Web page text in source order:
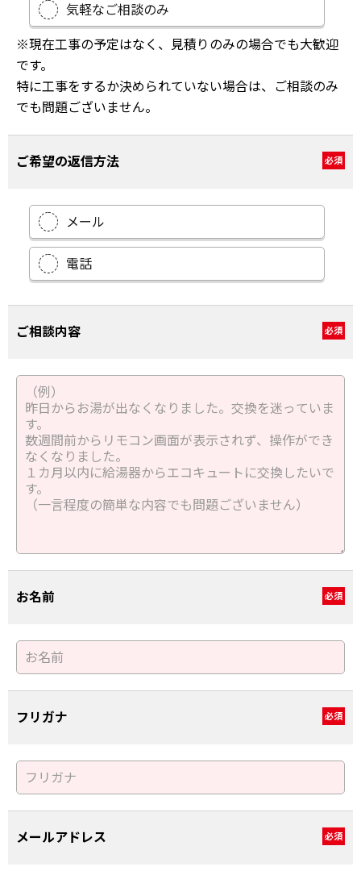
気軽なご相談のみ
※現在工事の予定はなく、見積りのみの場合でも大歓迎
です。
特に工事をするか決められていない場合は、ご相談のみ
でも問題ございません。
ご希望の返信方法 必須
メール
電話
ご相談内容 必須
お名前 必須
フリガナ 必須
メールアドレス 必須